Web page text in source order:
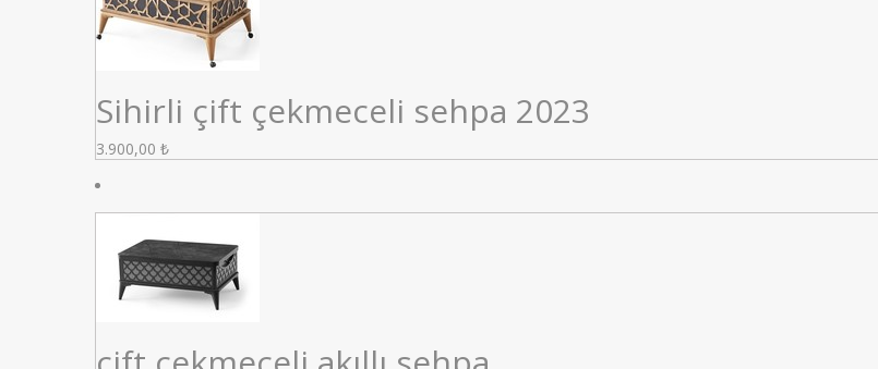
Sihirli çift çekmeceli sehpa 2023
3.900,00 ₺